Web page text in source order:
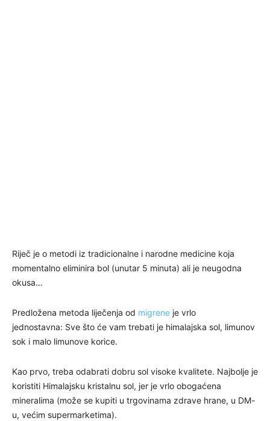
Riječ je o metodi iz tradicionalne i narodne medicine koja
momentalno eliminira bol (unutar 5 minuta) ali je neugodna
okusa…
Predložena metoda liječenja od migrene je vrlo
jednostavna: Sve što će vam trebati je himalajska sol, limunov
sok i malo limunove korice.
Kao prvo, treba odabrati dobru sol visoke kvalitete. Najbolje je
koristiti Himalajsku kristalnu sol, jer je vrlo obogaćena
mineralima (može se kupiti u trgovinama zdrave hrane, u DM-
u, većim supermarketima).